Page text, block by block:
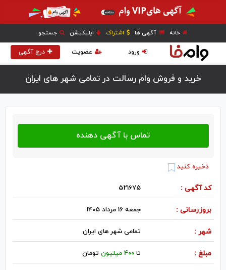
خانه آگهی ها اشتراک اپلیکیشن جستجو
درج آگهی عضویت ورود
خرید و فروش وام رسالت در تمامی شهر های ایران
ذخیره کنید
کد آگهی : 521675
بروزرسانی : جمعه 16 مرداد 1405
شهر : تمامی شهر های ایران
مبلغ : تا400 میلیون تومان